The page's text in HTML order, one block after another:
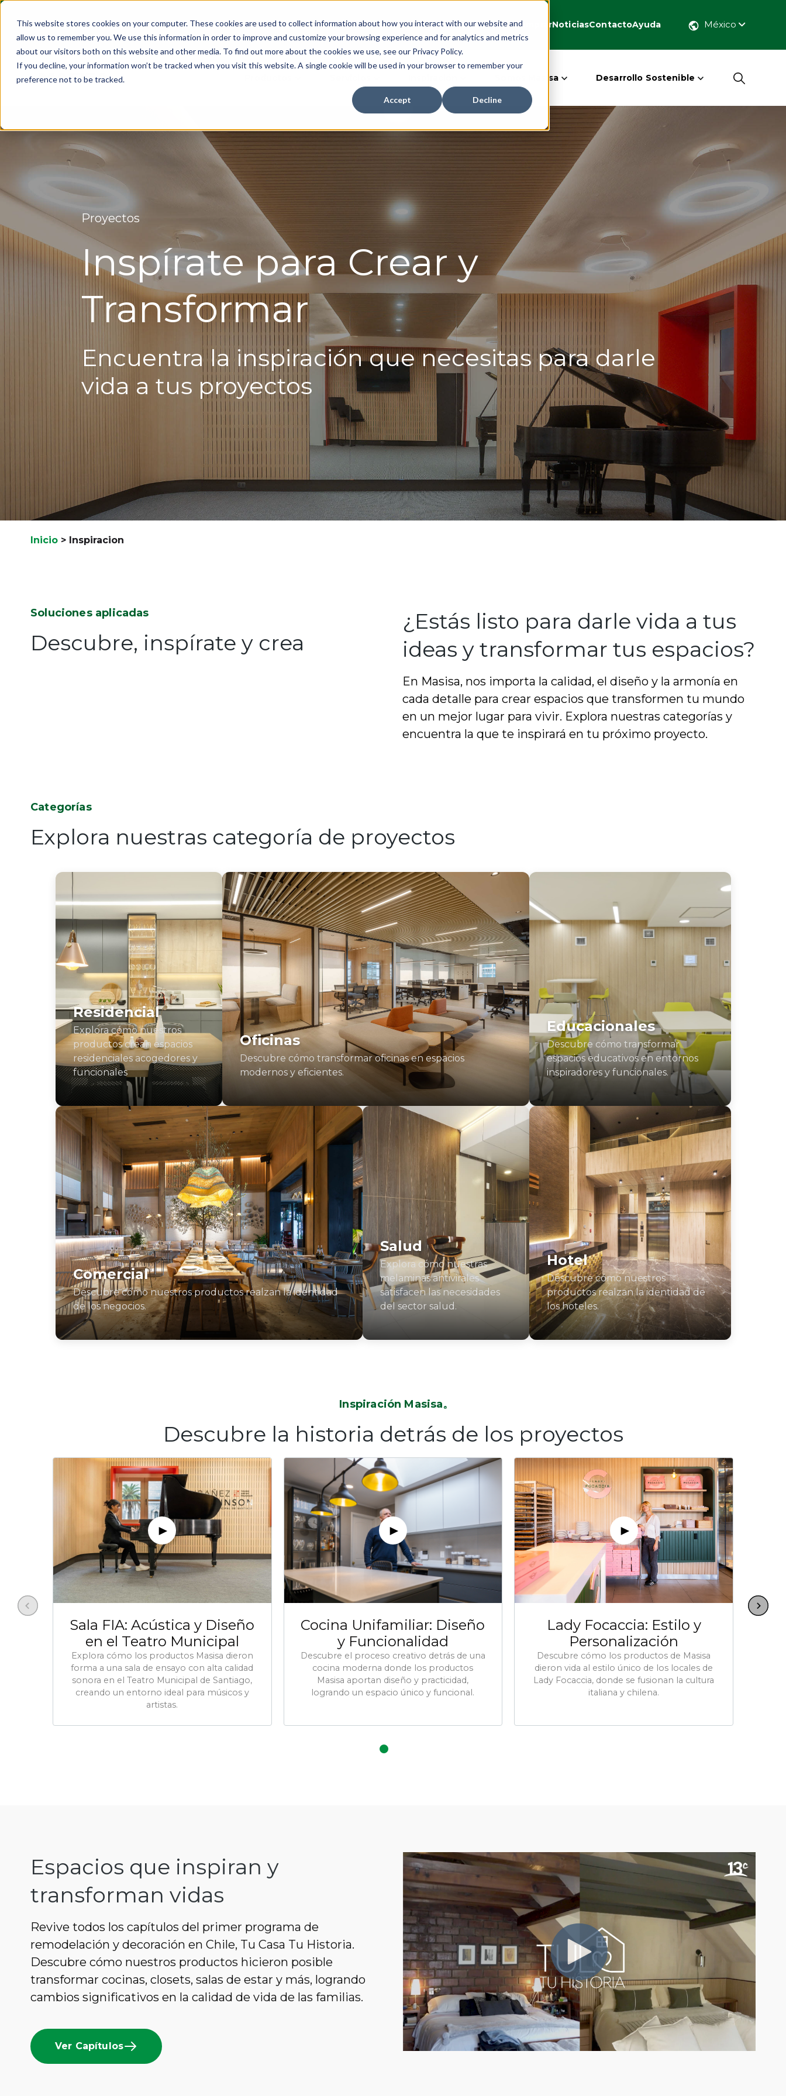
This website stores cookies on your computer. These cookies are used to collect information about how you interact with our website and
allow us to remember you. We use this information in order to improve and customize your browsing experience and for analytics and metrics
about our visitors both on this website and other media. To find out more about the cookies we use, see our Privacy Policy.
If you decline, your information won’t be tracked when you visit this website. A single cookie will be used in your browser to remember your
preference not to be tracked.
Accept Decline
InversionistasDónde ComprarNoticiasContactoAyuda México
Somos Masisa Desarrollo Sostenible
Proyectos
Inspírate para Crear y
Transformar
Encuentra la inspiración que necesitas para darle
vida a tus proyectos
Inicio > Inspiracion
Soluciones aplicadas
Descubre, inspírate y crea
¿Estás listo para darle vida a tus
ideas y transformar tus espacios?
En Masisa, nos importa la calidad, el diseño y la armonía en
cada detalle para crear espacios que transformen tu mundo
en un mejor lugar para vivir. Explora nuestras categorías y
encuentra la que te inspirará en tu próximo proyecto.
Categorías
Explora nuestras categoría de proyectos
Residencial
Explora cómo nuestros
productos crean espacios
residenciales acogedores y
funcionales
Oficinas
Descubre cómo transformar oficinas en espacios
modernos y eficientes.
Educacionales
Descubre cómo transformar
espacios educativos en entornos
inspiradores y funcionales.
Comercial
Descubre cómo nuestros productos realzan la identidad
de los negocios.
Salud
Explora cómo nuestras
melaminas antivirales
satisfacen las necesidades
del sector salud.
Hotel
Descubre cómo nuestros
productos realzan la identidad de
los hoteles.
Inspiración Masisa ®
Descubre la historia detrás de los proyectos
►
Sala FIA: Acústica y Diseño
en el Teatro Municipal
Explora cómo los productos Masisa dieron
forma a una sala de ensayo con alta calidad
sonora en el Teatro Municipal de Santiago,
creando un entorno ideal para músicos y
artistas.
►
Cocina Unifamiliar: Diseño
y Funcionalidad
Descubre el proceso creativo detrás de una
cocina moderna donde los productos
Masisa aportan diseño y practicidad,
logrando un espacio único y funcional.
►
Lady Focaccia: Estilo y
Personalización
Descubre cómo los productos de Masisa
dieron vida al estilo único de los locales de
Lady Focaccia, donde se fusionan la cultura
italiana y chilena.
Espacios que inspiran y
transforman vidas
Revive todos los capítulos del primer programa de
remodelación y decoración en Chile, Tu Casa Tu Historia.
Descubre cómo nuestros productos hicieron posible
transformar cocinas, closets, salas de estar y más, logrando
cambios significativos en la calidad de vida de las familias.
Ver Capítulos